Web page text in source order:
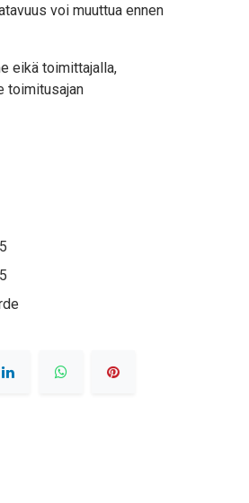
voi muuttua ennen
eikä toimittajalla,
toimitusajan